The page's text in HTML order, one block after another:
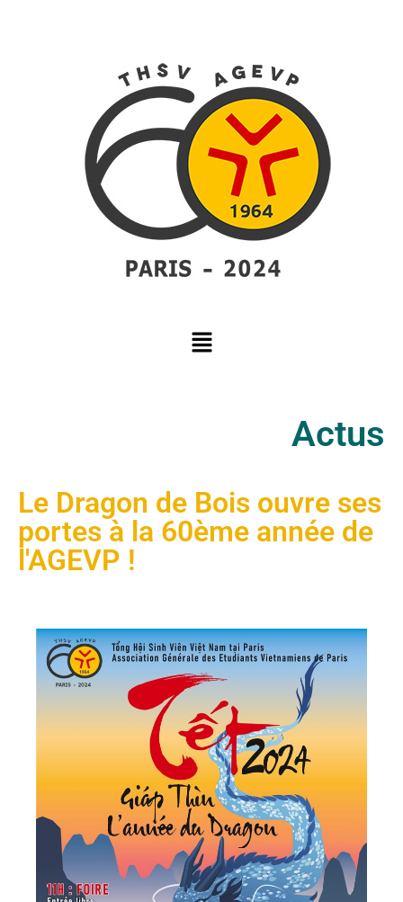
Actus
Le Dragon de Bois ouvre ses
portes à la 60ème année de
l'AGEVP !